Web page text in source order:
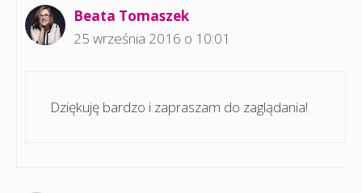
Beata Tomaszek
25 września 2016 o 10:01
Dziękuję bardzo i zapraszam do zaglądania!